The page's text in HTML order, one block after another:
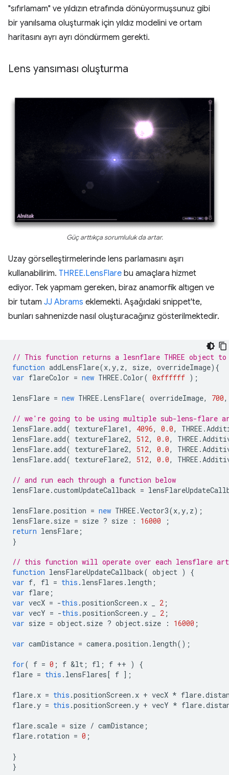
"sıfırlamam" ve yıldızın etrafında dönüyormuşsunuz gibi
bir yanılsama oluşturmak için yıldız modelini ve ortam
haritasını ayrı ayrı döndürmem gerekti.
Lens yansıması oluşturma
Güç arttıkça sorumluluk da artar.
Uzay görselleştirmelerinde lens parlamasını aşırı
kullanabilirim. THREE.LensFlare bu amaçlara hizmet
ediyor. Tek yapmam gereken, biraz anamorfik altıgen ve
bir tutam JJ Abrams eklemekti. Aşağıdaki snippet'te,
bunları sahnenizde nasıl oluşturacağınız gösterilmektedir.
// This function returns a lesnflare THREE object to
function addLensFlare(x, y, z, size, overrideImage){
var flareColor = new THREE .Color( 0xffffff );
lensFlare = new THREE . LensFlare( overrideImage, 700,
// we're going to be using multiple sub-lens-flare
lensFlare.add( textureFlare1 , 4096, 0.0, THREE .
lensFlare.add( textureFlare2, 512, 0.0, THREE .
lensFlare.add( textureFlare2, 512, 0.0, THREE .
lensFlare.add( textureFlare2, 512, 0.0, THREE .
// and run each through a function below
lensFlare.customUpdateCallback =
lensFlare.position = new THREE .Vector3(x, y, z);
lensFlare. size = size ? size : 16000
;
return lensFlare ;
}
// this function will operate over each lensflare
function lensFlareUpdateCallback( object )
{
var f, fl = this . lensFlares . length ;
var flare ;
var vecX = -this .positionScreen . x 2 ;
var vecY = -this .positionScreen .y 2 ;
var size = object. size ? object. size : 16000 ;
var camDistance = camera.position . length();
for( f = 0 ; f &lt ; fl ; f ++ )
{
flare = this . lensFlares[ f ];
flare. x = this .positionScreen . x + vecX * flare.
flare.y = this .positionScreen .y + vecY * flare.
flare. scale = size / camDistance ;
flare. rotation = 0 ;
}
}